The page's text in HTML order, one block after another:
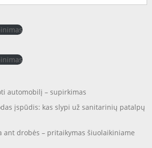
automobilį – supirkimas
įspūdis: kas slypi už sanitarinių patalpų
ant drobės – pritaikymas šiuolaikiniame